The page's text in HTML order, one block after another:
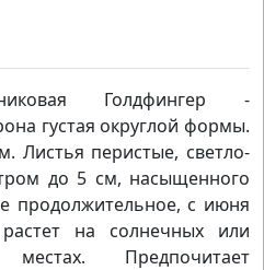
Голдфингер -
густая округлой формы.
Листья перистые, светло-
до 5 см, насыщенного
продолжительное, с июня
на солнечных или
Предпочитает